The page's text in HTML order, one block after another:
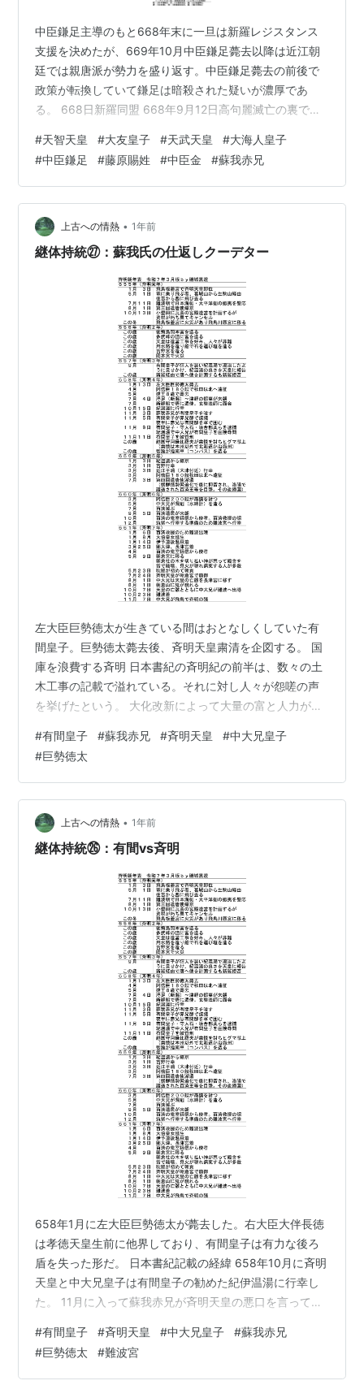
中臣鎌足主導のもと668年末に一旦は新羅レジスタンス
支援を決めたが、669年10月中臣鎌足薨去以降は近江朝
廷では親唐派が勢力を盛り返す。中臣鎌足薨去の前後で
政策が転換していて鎌足は暗殺された疑いが濃厚であ
る。 668日新羅同盟 668年9月12日高句麗滅亡の裏で、
新羅レジスタンスを支援する同盟を結んだ。 派兵等の具
体的な支援はなかったので、あくまでも心理的なもとな
ったが、新羅とすれば背後から襲われる不安は大変辛い
ところ。 日新羅同盟で背後の安全を確保することで、新
羅は安心して唐へのレジスタンスをスタートさせた。 鎌
足が新羅使を呼び寄せた すでに…
#天智天皇 #大友皇子 #天武天皇 #大海人皇子
#中臣鎌足 #藤原賜姓 #中臣金 #蘇我赤兄
上古への情熱 • 1年前
継体持統㉗：蘇我氏の仕返しクーデター
左大臣巨勢徳太が生きている間はおとなしくしていた有
間皇子。巨勢徳太薨去後、斉明天皇粛清を企図する。 国
庫を浪費する斉明 日本書紀の斉明紀の前半は、数々の土
木工事の記載で溢れている。それに対し人々が怨嗟の声
を挙げたという。 大化改新によって大量の富と人力が中
工事を好んでした。 「斉明が土木工事を好んで国庫を浪
費し人々が怨嗟の声を挙げた」ことは定説となっている
が、以下留意点を挙げておく。 土木工事自体は国防強化
の文脈で読める。唐が北東アジアへの攻勢を強める中、
予算を国防に注ぎ込むのは当然ではある。山頂に城砦を
造営するのは国防そのもの。怨嗟の声はあっ…
#有間皇子 #蘇我赤兄 #斉明天皇 #中大兄皇子
#巨勢徳太
上古への情熱 • 1年前
継体持統㉖：有間vs斉明
658年1月に左大臣巨勢徳太が薨去した。右大臣大伴長徳
は孝徳天皇生前に他界しており、有間皇子は有力な後ろ
盾を失った形だ。 日本書紀記載の経緯 658年10月に斉明
天皇と中大兄皇子は有間皇子の勧めた紀伊温湯に行幸し
た。 11月に入って蘇我赤兄が斉明天皇の悪口を言って有
たところで、蘇我赤兄は有間皇子を逮捕し紀伊温湯へ連
行。 中大兄皇子は有間皇子を絞首刑にした。 日本書紀の
歴史観 日本書紀は蘇我入鹿悪者歴史観に見られるように
#有間皇子 #斉明天皇 #中大兄皇子 #蘇我赤兄
#巨勢徳太 #難波宮